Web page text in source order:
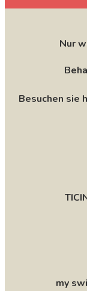
Nur
Besuchen sie
my